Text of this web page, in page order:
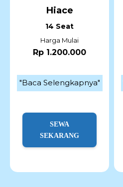
Hiace
14 Seat
Harga Mulai
Rp 1.200.000
"Baca Selengkapnya"
SEWA
SEKARANG